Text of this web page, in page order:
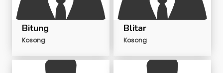
Bitung
Kosong
Blitar
Kosong